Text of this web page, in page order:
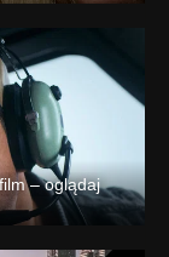
– oglądaj